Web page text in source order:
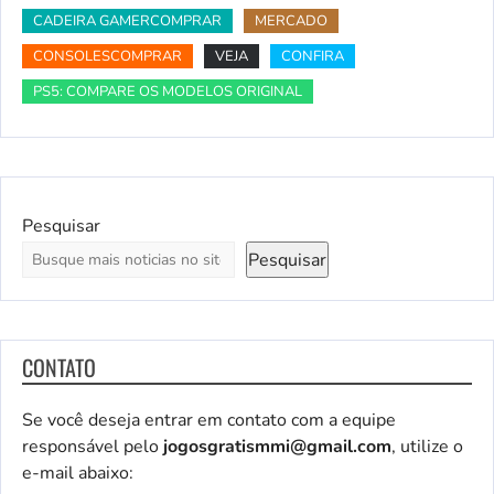
CADEIRA GAMERCOMPRAR
MERCADO
CONSOLESCOMPRAR
VEJA
CONFIRA
PS5: COMPARE OS MODELOS ORIGINAL
Pesquisar
Pesquisar
CONTATO
Se você deseja entrar em contato com a equipe
responsável pelojogosgratismmi@gmail.com, utilize o
e-mail abaixo: